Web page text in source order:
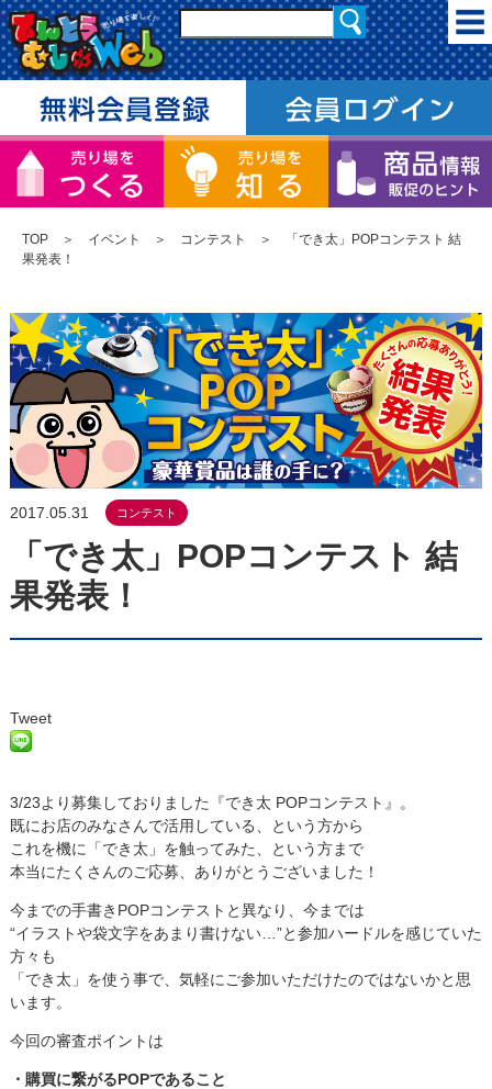
TOP ＞ イベント ＞ コンテスト
＞ 「でき太」POPコンテスト 結
果発表！
2017.05.31 コンテスト
「でき太」POPコンテスト 結
果発表！
Tweet
3/23より募集しておりました『でき太 POPコンテスト』。
既にお店のみなさんで活用している、という方から
これを機に「でき太」を触ってみた、という方まで
本当にたくさんのご応募、ありがとうございました！
今までの手書きPOPコンテストと異なり、今までは
“イラストや袋文字をあまり書けない…”と参加ハードルを感じていた
方々も
「でき太」を使う事で、気軽にご参加いただけたのではないかと思
います。
今回の審査ポイントは
・購買に繋がるPOPであること